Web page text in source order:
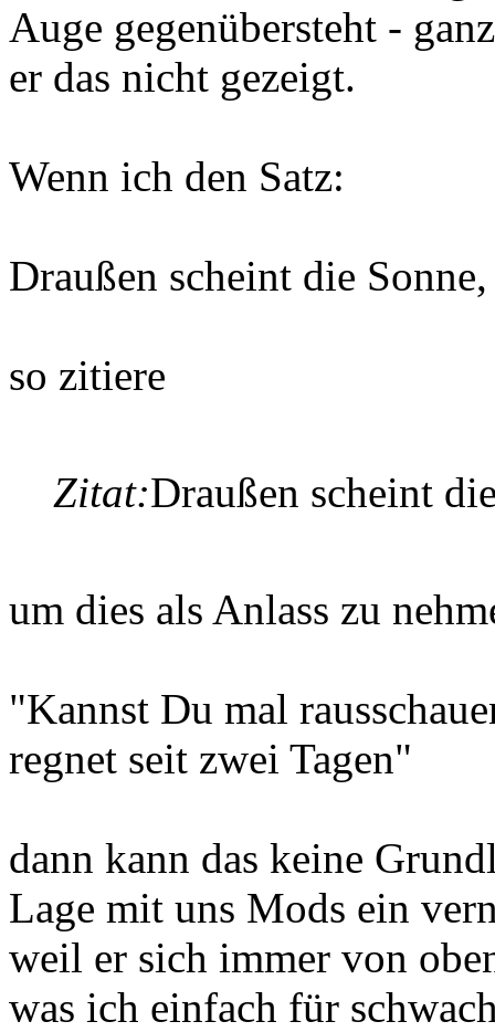
Auge gegenübersteht -
er das nicht gezeigt.
Wenn ich den Satz:
Draußen scheint die
so zitiere
Zitat:Draußen scheint
um dies als Anlass zu
"Kannst Du mal
regnet seit zwei Tagen"
dann kann das keine
Lage mit uns Mods ein
weil er sich immer von
was ich einfach für